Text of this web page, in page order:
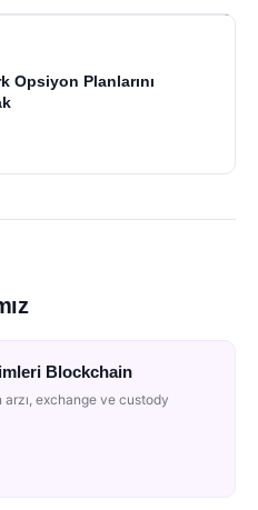
Opsiyon Planlarını
Blockchain
exchange ve custody